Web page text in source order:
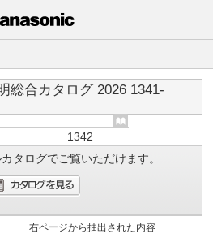
総合カタログ 2026 1341-
1342
タログでご覧いただけます。
右ページから抽出された内容